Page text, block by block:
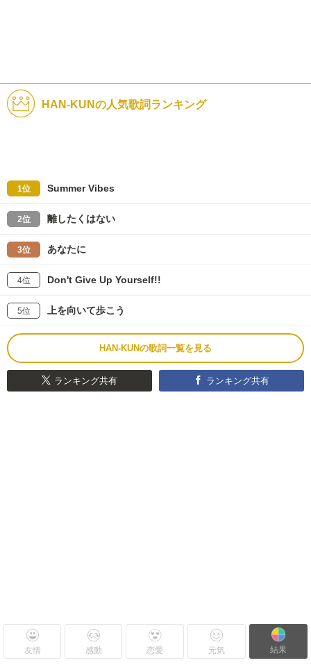
HAN-KUNの人気歌詞ランキング
1位 Summer Vibes
2位 離したくはない
3位 あなたに
4位 Don't Give Up Yourself!!
5位 上を向いて歩こう
HAN-KUNの歌詞一覧を見る
ランキング共有 ランキング共有
友情 感動 恋愛 元気 結果